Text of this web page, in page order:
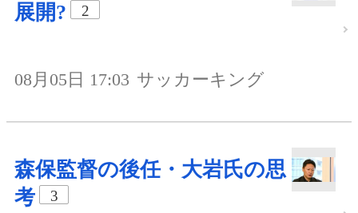
展開?
2
08月05日 17:03 サッカーキング
森保監督の後任・大岩氏の思
考
3